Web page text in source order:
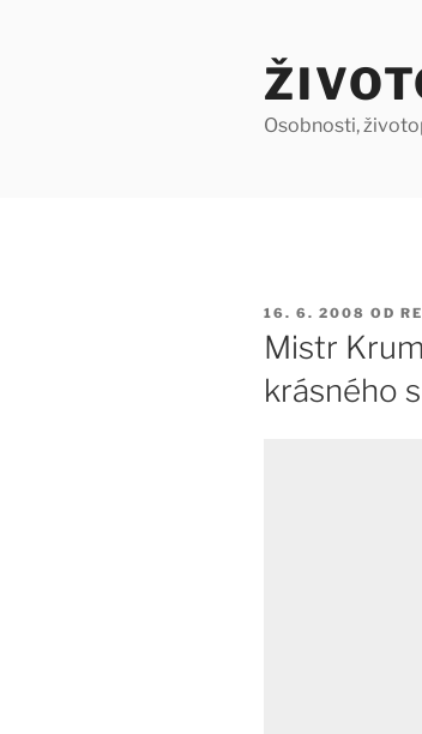
Osobnosti,
PUBLIKOVÁNO
16. 6. 2008 OD
Mistr
krásného